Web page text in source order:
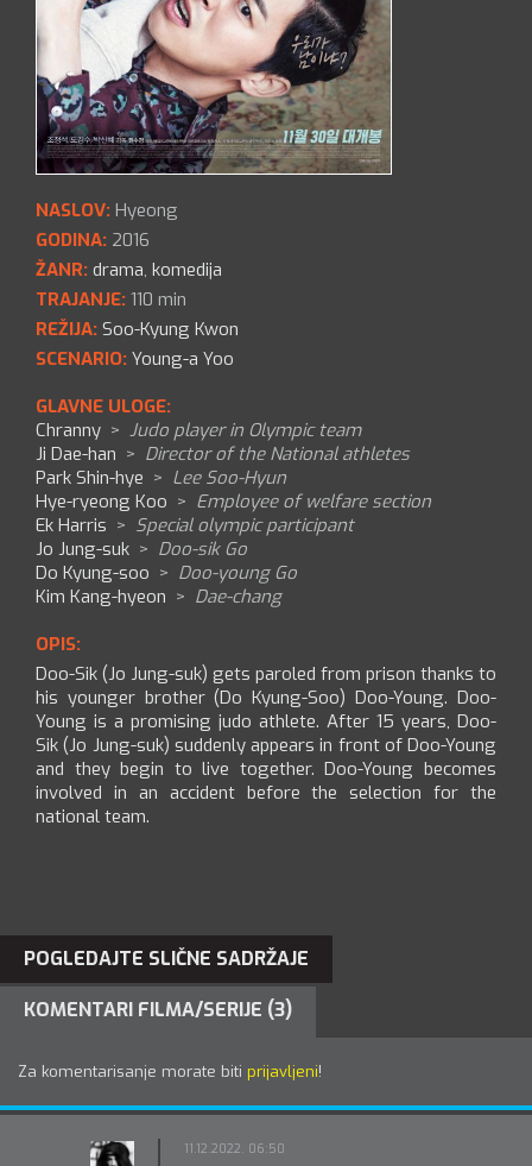
NASLOV: Hyeong
GODINA: 2016
ŽANR: drama, komedija
TRAJANJE: 110 min
REŽIJA: Soo-Kyung Kwon
SCENARIO: Young-a Yoo
GLAVNE ULOGE:
Chranny > Judo player in Olympic team
Ji Dae-han > Director of the National athletes
Park Shin-hye > Lee Soo-Hyun
Hye-ryeong Koo > Employee of welfare section
Ek Harris > Special olympic participant
Jo Jung-suk > Doo-sik Go
Do Kyung-soo > Doo-young Go
Kim Kang-hyeon > Dae-chang
OPIS:
Doo-Sik (Jo Jung-suk) gets paroled from prison thanks to
his younger brother (Do Kyung-Soo) Doo-Young. Doo-
Young is a promising judo athlete. After 15 years, Doo-
Sik (Jo Jung-suk) suddenly appears in front of Doo-Young
and they begin to live together. Doo-Young becomes
involved in an accident before the selection for the
national team.
POGLEDAJTE SLIČNE SADRŽAJE
KOMENTARI FILMA/SERIJE (3)
Za komentarisanje morate biti prijavljeni!
11.12.2022. 06:50